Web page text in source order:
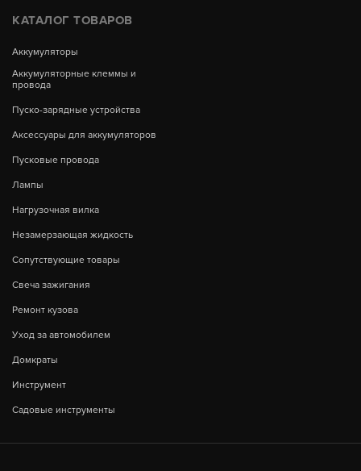
КАТАЛОГ ТОВАРОВ
Аккумуляторы
Аккумуляторные клеммы и
провода
Пуско-зарядные устройства
Аксессуары для аккумуляторов
Пусковые провода
Лампы
Нагрузочная вилка
Незамерзающая жидкость
Сопутствующие товары
Свеча зажигания
Ремонт кузова
Уход за автомобилем
Домкраты
Инструмент
Садовые инструменты